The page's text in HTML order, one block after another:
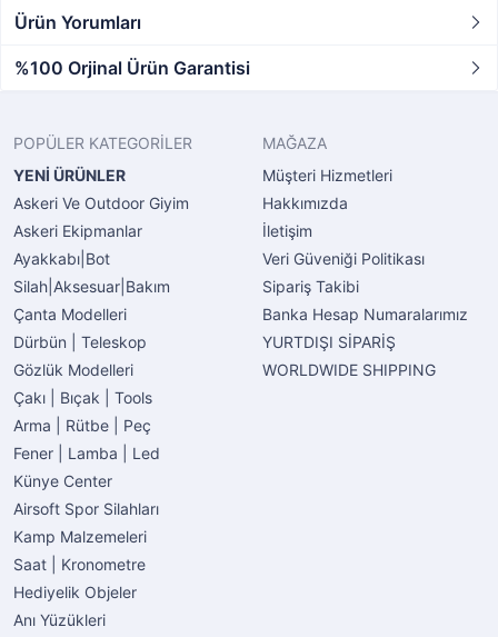
Ürün Yorumları
%100 Orjinal Ürün Garantisi
POPÜLER KATEGORİLER
YENİ ÜRÜNLER
Askeri Ve Outdoor Giyim
Askeri Ekipmanlar
Ayakkabı|Bot
Silah|Aksesuar|Bakım
Çanta Modelleri
Dürbün | Teleskop
Gözlük Modelleri
Çakı | Bıçak | Tools
Arma | Rütbe | Peç
Fener | Lamba | Led
Künye Center
Airsoft Spor Silahları
Kamp Malzemeleri
Saat | Kronometre
Hediyelik Objeler
Anı Yüzükleri
MAĞAZA
Müşteri Hizmetleri
Hakkımızda
İletişim
Veri Güveniği Politikası
Sipariş Takibi
Banka Hesap Numaralarımız
YURTDIŞI SİPARİŞ
WORLDWIDE SHIPPING